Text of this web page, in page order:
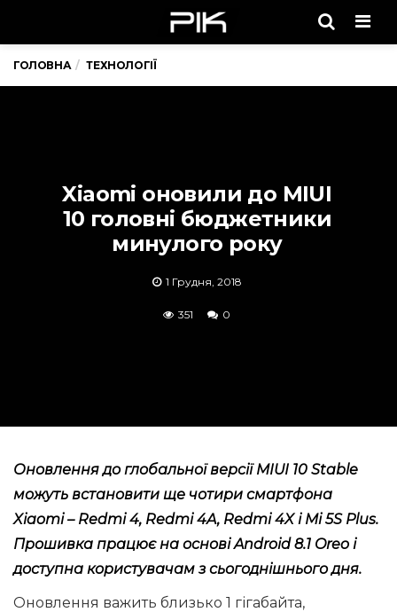
ГОЛОВНА ТЕХНОЛОГІЇ
Xiaomi оновили до MIUI
10 головні бюджетники
минулого року
1 Грудня, 2018
351 0
Оновлення до глобальної версії MIUI 10 Stable
можуть встановити ще чотири смартфона
Xiaomi – Redmi 4, Redmi 4A, Redmi 4X і Mi 5S Plus.
Прошивка працює на основі Android 8.1 Oreo і
доступна користувачам з сьогоднішнього дня.
Оновлення важить близько 1 гігабайта,